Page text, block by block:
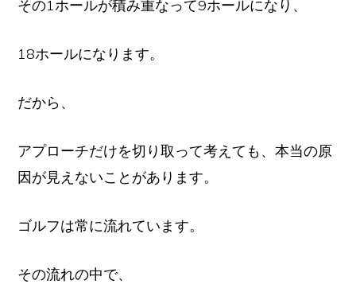
その1ホールが積み重なって9ホールになり、
18ホールになります。
だから、
アプローチだけを切り取って考えても、本当の原
因が見えないことがあります。
ゴルフは常に流れています。
その流れの中で、